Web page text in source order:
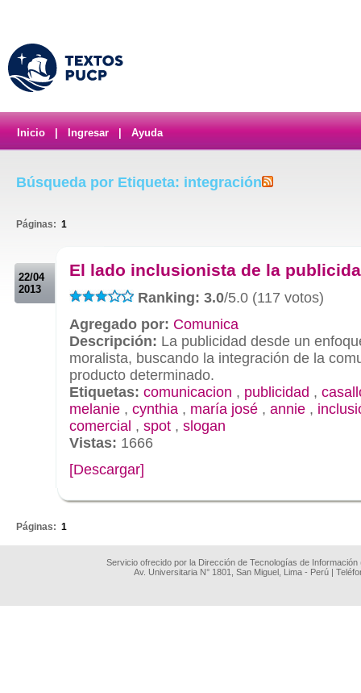
Inicio Ingresar Ayuda
Búsqueda por Etiqueta: integración
Páginas: 1
22/04
2013
El lado inclusionista de la
Ranking: 3.0/5.0 (117 votos)
Agregado por: Comunica
Descripción: La publicidad desde un
moralista, buscando la integración de la
producto determinado.
Etiquetas: comunicacion , publicidad ,
melanie , cynthia , maría josé , annie ,
comercial , spot , slogan
Vistas: 1666
[Descargar]
Páginas: 1
Servicio ofrecido por la Dirección de Tecnologías de
Av. Universitaria N° 1801, San Miguel, Lima - Perú |